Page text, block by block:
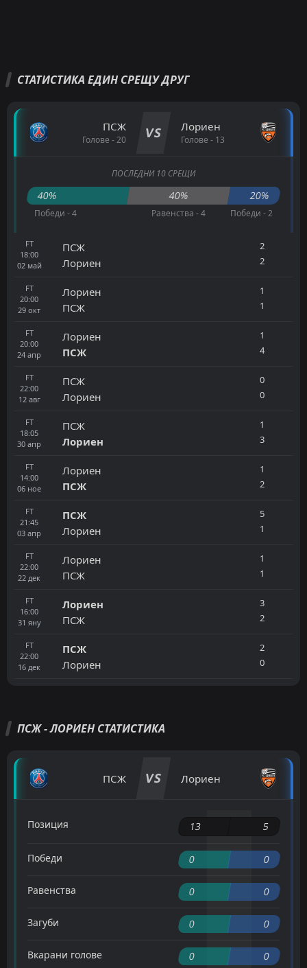
СТАТИСТИКА ЕДИН СРЕЩУ ДРУГ
ПСЖ
Голове - 20 VS Лориен
Голове - 13
ПОСЛЕДНИ 10 СРЕЩИ
40% 40% 20%
Победи - 4 Равенства - 4 Победи - 2
FT
18:00
02 май
ПСЖ
Лориен
2
2
FT
20:00
29 окт
Лориен
ПСЖ
1
1
FT
20:00
24 апр
Лориен
ПСЖ
1
4
FT
22:00
12 авг
ПСЖ
Лориен
0
0
FT
18:05
30 апр
ПСЖ
Лориен
1
3
FT
14:00
06 ное
Лориен
ПСЖ
1
2
FT
21:45
03 апр
ПСЖ
Лориен
5
1
FT
22:00
22 дек
Лориен
ПСЖ
1
1
FT
16:00
31 яну
Лориен
ПСЖ
3
2
FT
22:00
16 дек
ПСЖ
Лориен
2
0
ПСЖ - ЛОРИЕН СТАТИСТИКА
ПСЖ VS Лориен
Позиция 13 5
Победи 0 0
Равенства 0 0
Загуби 0 0
Вкарани голове 0 0